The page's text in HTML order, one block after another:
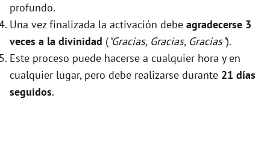
profundo.
Una vez finalizada la activación debe agradecerse 3
veces a la divinidad ("Gracias, Gracias, Gracias").
Este proceso puede hacerse a cualquier hora y en
cualquier lugar, pero debe realizarse durante 21 días
seguidos.